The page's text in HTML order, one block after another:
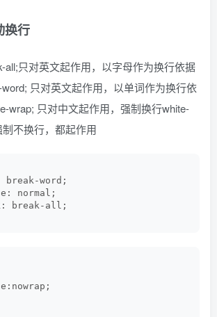
换行
all;只对英文起作用，以字母作为换行依据
只对英文起作用，以单词作为换行依
wrap; 只对中文起作用，强制换行white-
不换行，都起作用
break-word;
normal;
break-all;